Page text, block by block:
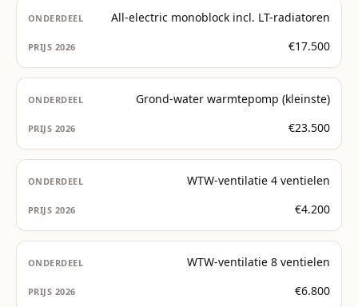
All-electric monoblock incl. LT-radiatoren
€17.500
Grond-water warmtepomp (kleinste)
€23.500
WTW-ventilatie 4 ventielen
€4.200
WTW-ventilatie 8 ventielen
€6.800